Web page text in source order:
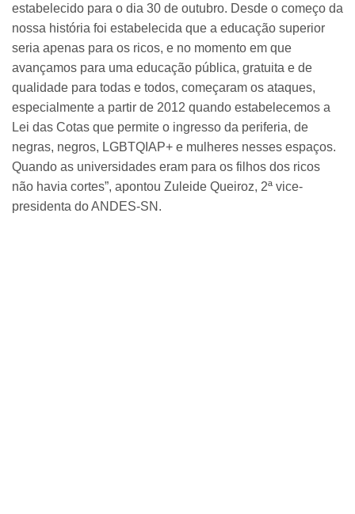
estabelecido para o dia 30 de outubro. Desde o começo da
nossa história foi estabelecida que a educação superior
seria apenas para os ricos, e no momento em que
avançamos para uma educação pública, gratuita e de
qualidade para todas e todos, começaram os ataques,
especialmente a partir de 2012 quando estabelecemos a
Lei das Cotas que permite o ingresso da periferia, de
negras, negros, LGBTQIAP+ e mulheres nesses espaços.
Quando as universidades eram para os filhos dos ricos
não havia cortes”, apontou Zuleide Queiroz, 2ª vice-
presidenta do ANDES-SN.